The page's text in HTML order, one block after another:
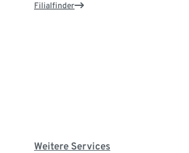
Filialfinder
Weitere Services